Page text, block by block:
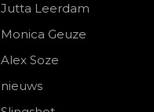
Jutta Leerdam
Monica Geuze
Alex Soze
nieuws